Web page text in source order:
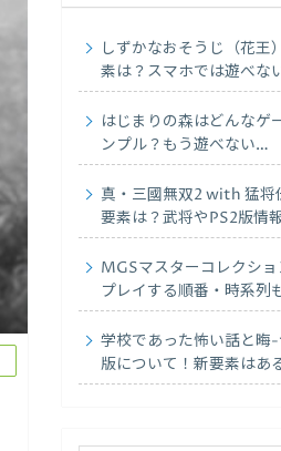
しずかなおそうじ（花
素は？スマホでは遊べな
はじまりの森はどんなゲ
ンプル？もう遊べない…
真・三國無双2 with 猛将
要素は？武将やPS2版情
MGSマスターコレクショ
プレイする順番・時系列
学校であった怖い話と晦
版について！新要素はあ